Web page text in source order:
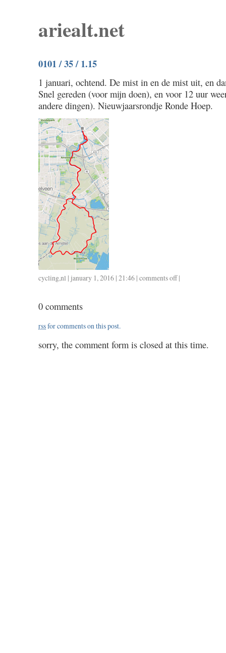
ariealt.net
0101 / 35 / 1.15
1 januari, ochtend. De mist in en de mist uit, en
Snel gereden (voor mijn doen), en voor 12 uur
andere dingen). Nieuwjaarsrondje Ronde Hoep.
cycling,nl | january 1, 2016 | 21:46 | comments offon
|
0 comments
rssfor comments on this post.
sorry, the comment form is closed at this time.